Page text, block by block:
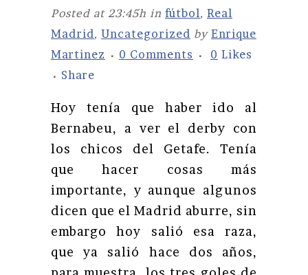
Posted at 23:45h in fútbol, Real
Madrid, Uncategorized by Enrique
Martinez
0 Comments 0 Likes
Share
Hoy tenía que haber ido al
Bernabeu, a ver el derby con
los chicos del Getafe. Tenía
que hacer cosas más
importante, y aunque algunos
dicen que el Madrid aburre, sin
embargo hoy salió esa raza,
que ya salió hace dos años,